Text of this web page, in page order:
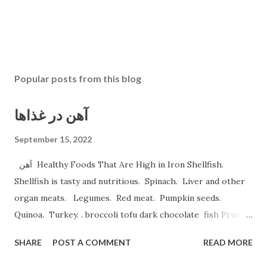
Popular posts from this blog
آهن در غذاها
September 15, 2022
Shellfish is tasty and nutritious. Spinach. Liver and other
organ meats. Legumes. Red meat. Pumpkin seeds.
Quinoa. Turkey. . broccoli tofu dark chocolate fish Prune
Spinach, Cashew Coconut and Raspberry Smoothie. و
SHARE POST A COMMENT READ MORE